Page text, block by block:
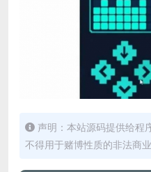
声明：本站源码提供给程
不得用于赌博性质的非法商